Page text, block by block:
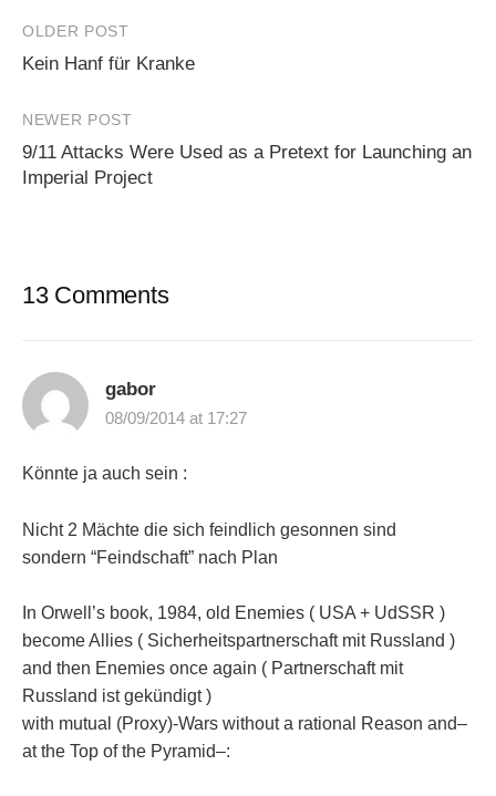
Post
navigation
OLDER POST
Kein Hanf für Kranke
NEWER POST
9/11 Attacks Were Used as a Pretext for Launching an
Imperial Project
13 Comments
gabor
08/09/2014 at 17:27
Könnte ja auch sein :
Nicht 2 Mächte die sich feindlich gesonnen sind
sondern “Feindschaft” nach Plan
In Orwell’s book, 1984, old Enemies ( USA + UdSSR )
become Allies ( Sicherheitspartnerschaft mit Russland )
and then Enemies once again ( Partnerschaft mit
Russland ist gekündigt )
with mutual (Proxy)-Wars without a rational Reason and–
at the Top of the Pyramid–: